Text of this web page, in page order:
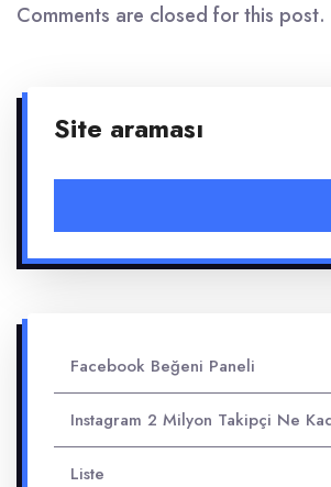
Comments are closed for this post.
Site araması
Facebook Beğeni Paneli
Instagram 2 Milyon Takipçi Ne
Liste